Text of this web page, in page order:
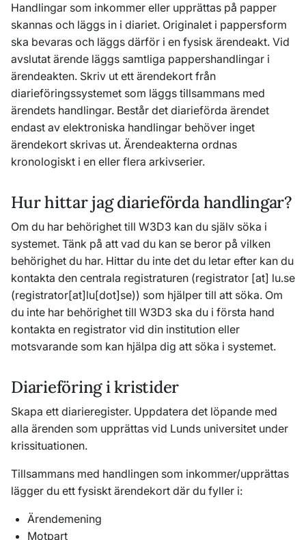
Handlingar som inkommer eller upprättas på papper
skannas och läggs in i diariet. Originalet i pappersform
ska bevaras och läggs därför i en fysisk ärendeakt. Vid
avslutat ärende läggs samtliga pappershandlingar i
ärendeakten. Skriv ut ett ärendekort från
diarieföringssystemet som läggs tillsammans med
ärendets handlingar. Består det diarieförda ärendet
endast av elektroniska handlingar behöver inget
ärendekort skrivas ut. Ärendeakterna ordnas
kronologiskt i en eller flera arkivserier.
Hur hittar jag diarieförda handlingar?
Om du har behörighet till W3D3 kan du själv söka i
systemet. Tänk på att vad du kan se beror på vilken
behörighet du har. Hittar du inte det du letar efter kan du
kontakta den centrala registraturen (registrator [at] lu.se
(registrator[at]lu[dot]se)) som hjälper till att söka. Om
du inte har behörighet till W3D3 ska du i första hand
kontakta en registrator vid din institution eller
motsvarande som kan hjälpa dig att söka i systemet.
Diarieföring i kristider
Skapa ett diarieregister. Uppdatera det löpande med
alla ärenden som upprättas vid Lunds universitet under
krissituationen.
Tillsammans med handlingen som inkommer/upprättas
lägger du ett fysiskt ärendekort där du fyller i:
Ärendemening
Motpart